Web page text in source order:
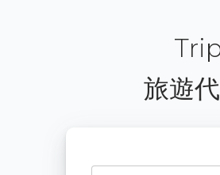
旅遊